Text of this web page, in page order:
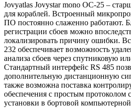
Jovyatlas Jovystar mono OC-25 –
для кораблей. Встроенный
ПО постоянно слаженно работают.
регистрации сбоев можно
локализировать причину ошибки.
232 обеспечивает возможность
анализа сбоев через спутниковую
Стандартный интерфейс RS 485
дополнительную дистанционную
также возможна поставка
обеспечения с простым протоколом
установки в бортовой